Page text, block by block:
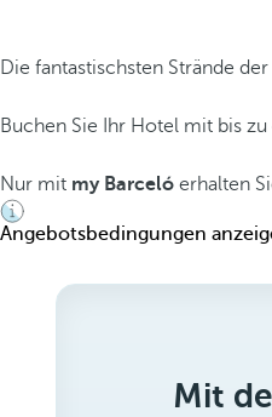
Die fantastischsten Strände
Buchen Sie Ihr Hotel mit bis zu
Nur mit my Barceló erhalten
Angebotsbedingungen
Mit